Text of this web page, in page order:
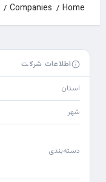
Home
Companies
اطلاعات شرکت
استان
شهر
دسته‌بندی